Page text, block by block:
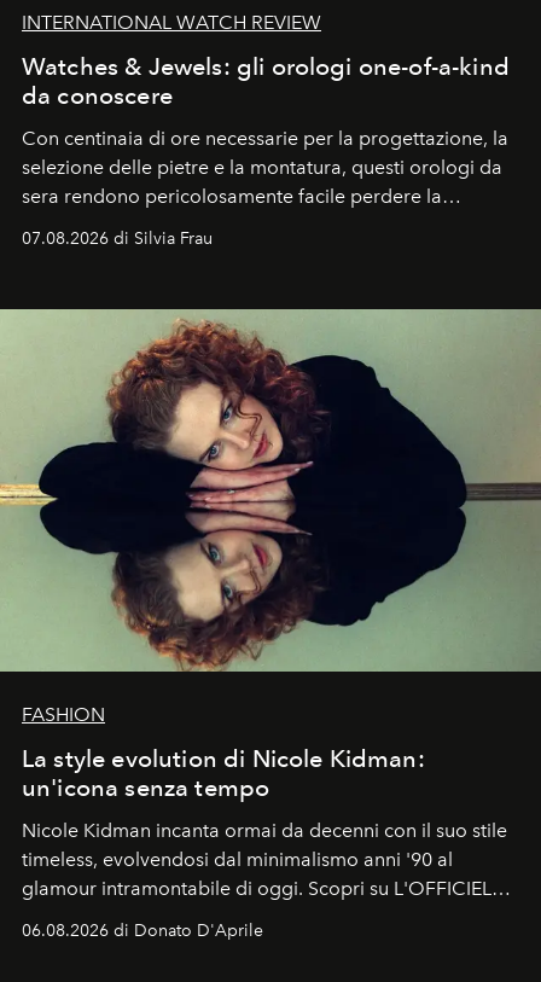
INTERNATIONAL WATCH REVIEW
Watches & Jewels: gli orologi one-of-a-kind
da conoscere
Con centinaia di ore necessarie per la progettazione, la
selezione delle pietre e la montatura, questi orologi da
sera rendono pericolosamente facile perdere la
cognizione del tempo. Ma con quadranti così
07.08.2026 di Silvia Frau
FASHION
La style evolution di Nicole Kidman:
un'icona senza tempo
Nicole Kidman incanta ormai da decenni con il suo stile
timeless, evolvendosi dal minimalismo anni '90 al
glamour intramontabile di oggi. Scopri su L'OFFICIEL
Italia la sua style evolution.
06.08.2026 di Donato D'Aprile